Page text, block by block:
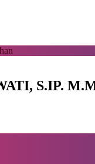
S.IP.